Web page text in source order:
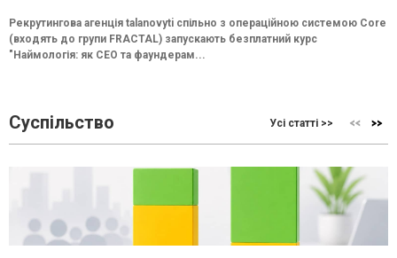
Рекрутингова агенція talanovyti спільно з операційною системою Core
(входять до групи FRACTAL) запускають безплатний курс
"Наймологія: як СEO та фаундерам...
Суспільство Усі статті >>